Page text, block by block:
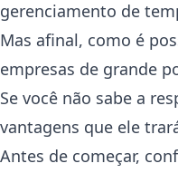
gerenciamento de
Mas afinal, como é
empresas de grande
Se você não sabe a
vantagens que ele
Antes de começar,